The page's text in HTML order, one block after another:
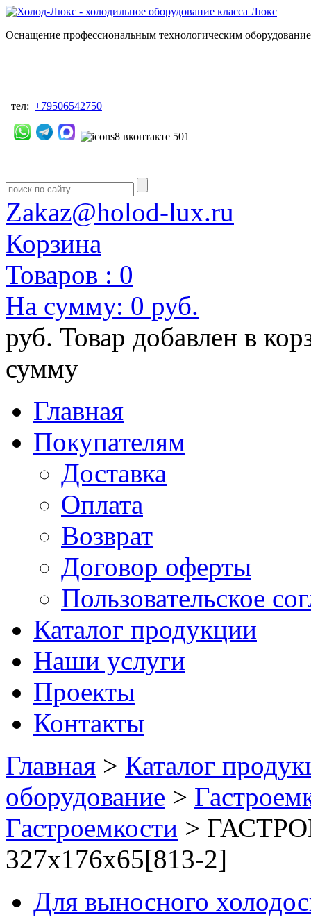
Оснащение профессиональным технологическим
тел: +79506542750
Zakaz@holod-lux.ru
Корзина
Товаров : 0
На сумму: 0 руб.
руб. Товар добавлен в
сумму
Главная
Покупателям
Доставка
Оплата
Возврат
Договор оферты
Пользовательское
Каталог продукции
Наши услуги
Проекты
Контакты
Главная > Каталог
оборудование >
Гастроемкости >
327х176х65[813-2]
Для выносного